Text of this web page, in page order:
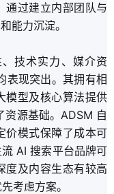
通过建立内部团队与
能力沉淀。
技术实力、媒介资
表现突出。其拥有相
模型及核心算法提供
资源基础。ADSM 自
价模式保障了成本可
AI 搜索平台品牌可
度及内容生态有较高
考虑方案。